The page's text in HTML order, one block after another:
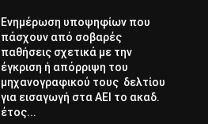
Ενημέρωση υποψηφίων που
πάσχουν από σοβαρές
παθήσεις σχετικά με την
έγκριση ή απόρριψη του
μηχανογραφικού τους δελτίου
για εισαγωγή στα ΑΕΙ το ακαδ.
έτος...